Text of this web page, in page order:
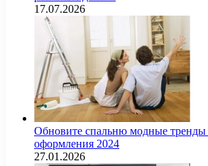
17.07.2026
Обновите спальню модные тренды
оформления 2024
27.01.2026